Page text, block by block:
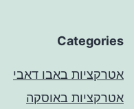
Categories
אטרקציות באבו דאבי
אטרקציות באוסקה